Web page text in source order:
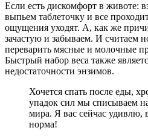
Если есть дискомфорт в животе:
выпьем таблеточку и все
ощущения уходят. А, как же
зачастую и забываем. И считаем
переварить мясные и молочные
Быстрый набор веса также
недостаточности энзимов.
Хочется спать после еды,
упадок сил мы списываем
мира. Я вас сейчас удивлю,
норма!